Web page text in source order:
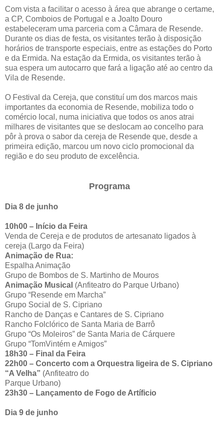
Com vista a facilitar o acesso à área que abrange o certame,
a CP, Comboios de Portugal e a Joalto Douro
estabeleceram uma parceria com a Câmara de Resende.
Durante os dias de festa, os visitantes terão à disposição
horários de transporte especiais, entre as estações do Porto
e da Ermida. Na estação da Ermida, os visitantes terão à
sua espera um autocarro que fará a ligação até ao centro da
Vila de Resende.
O Festival da Cereja, que constituí um dos marcos mais
importantes da economia de Resende, mobiliza todo o
comércio local, numa iniciativa que todos os anos atrai
milhares de visitantes que se deslocam ao concelho para
pôr à prova o sabor da cereja de Resende que, desde a
primeira edição, marcou um novo ciclo promocional da
região e do seu produto de excelência.
Programa
Dia 8 de junho
10h00 – Início da Feira
Venda de Cereja e de produtos de artesanato ligados à
cereja (Largo da Feira)
Animação de Rua:
Espalha Animação
Grupo de Bombos de S. Martinho de Mouros
Animação Musical (Anfiteatro do Parque Urbano)
Grupo “Resende em Marcha”
Grupo Social de S. Cipriano
Rancho de Danças e Cantares de S. Cipriano
Rancho Folclórico de Santa Maria de Barrô
Grupo “Os Moleiros” de Santa Maria de Cárquere
Grupo “TomVintém e Amigos”
18h30 – Final da Feira
22h00 – Concerto com a Orquestra ligeira de S. Cipriano
“A Velha” (Anfiteatro do
Parque Urbano)
23h30 – Lançamento de Fogo de Artíficio
Dia 9 de junho